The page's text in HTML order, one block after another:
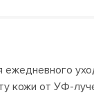
кожи от УФ-